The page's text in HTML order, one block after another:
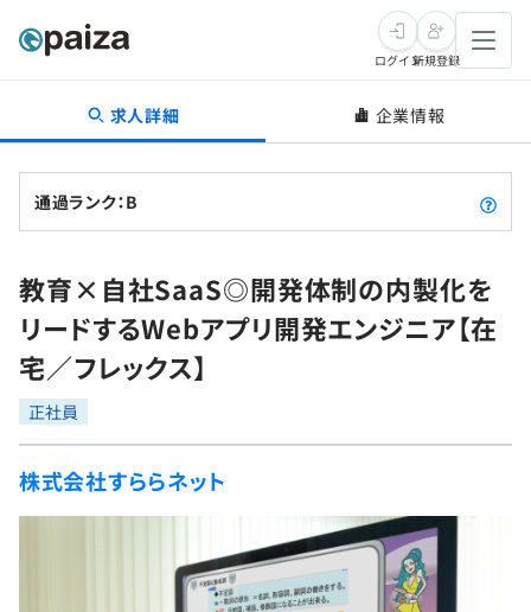
転職・キャリア
転職成功ガイド
転職エージェント
インタビュー
転職成功ガイド
新卒就活
求人検索
本選考
インターン
新卒エージェント
学習
問題集
4択課題
プログラミング言語
ゲーム・マンガ
Tech Team Journal
paizaとは？
ログイン新規登録
求人詳細 企業情報
通過ランク：B
教育×自社SaaS◎開発体制の内製化を
リードするWebアプリ開発エンジニア【在
宅／フレックス】
正社員
株式会社すららネット